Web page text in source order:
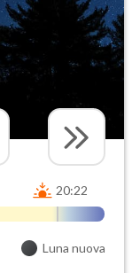
20:22
Luna nuova